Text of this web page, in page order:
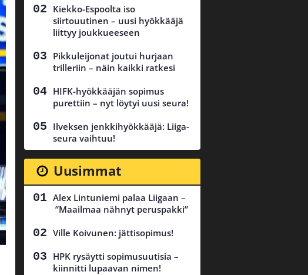
Kiekko-Espoolta iso
siirtouutinen – uusi hyökkääjä
liittyy joukkueeseen
Pikkuleijonat joutui hurjaan
trilleriin – näin kaikki ratkesi
HIFK-hyökkääjän sopimus
purettiin – nyt löytyi uusi seura!
Ilveksen jenkkihyökkääjä: Liiga-
seura vaihtuu!
Uusimmat
Alex Lintuniemi palaa Liigaan –
”Maailmaa nähnyt peruspakki”
Ville Koivunen: jättisopimus!
HPK rysäytti sopimusuutisia –
kiinnitti lupaavan nimen!